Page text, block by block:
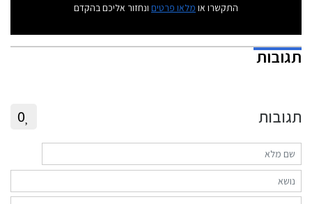
התקשרו או מלאו פרטים ונחזור אליכם בהקדם
תגובות
תגובות 0